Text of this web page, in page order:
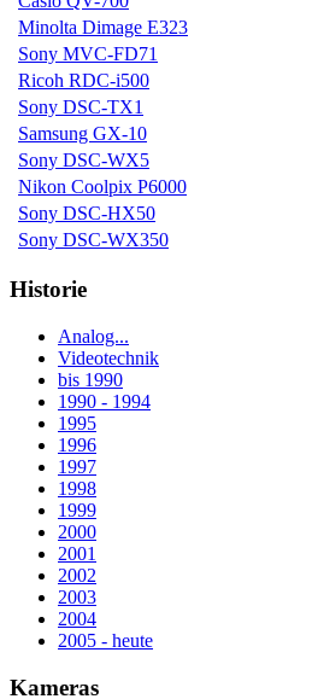
Minolta Dimage E323
Sony MVC-FD71
Ricoh RDC-i500
Sony DSC-TX1
Samsung GX-10
Sony DSC-WX5
Nikon Coolpix P6000
Sony DSC-HX50
Sony DSC-WX350
Historie
Analog...
Videotechnik
bis 1990
1990 - 1994
1995
1996
1997
1998
1999
2000
2001
2002
2003
2004
2005 - heute
Kameras